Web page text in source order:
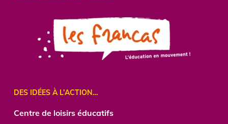
DES IDÉES À L’ACTION…
Centrede loisirs éducatifs